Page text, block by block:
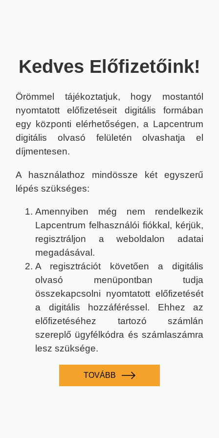
Kedves Előfizetőink!
Örömmel tájékoztatjuk, hogy mostantól
nyomtatott előfizetéseit digitális formában
egy központi elérhetőségen, a Lapcentrum
digitális olvasó felületén olvashatja el
díjmentesen.
A használathoz mindössze két egyszerű
lépés szükséges:
Amennyiben még nem rendelkezik
Lapcentrum felhasználói fiókkal, kérjük,
regisztráljon a weboldalon adatai
megadásával.
A regisztrációt követően a digitális
olvasó menüpontban tudja
összekapcsolni nyomtatott előfizetését
a digitális hozzáféréssel. Ehhez az
előfizetéséhez tartozó számlán
szereplő ügyfélkódra és számlaszámra
lesz szüksége.
TOVÁBB